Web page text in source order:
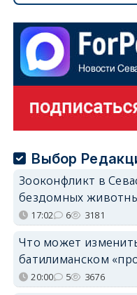
Выбор
Зооконфликт в
бездомных
17:02 6 3181
Что может
батилиманском
20:00 5 3676